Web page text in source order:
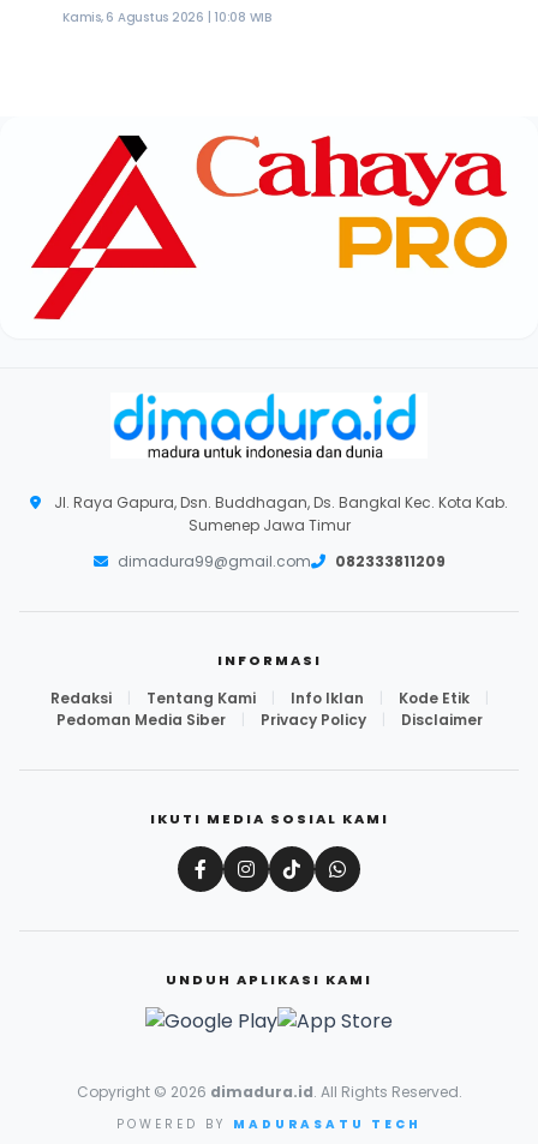
Kamis, 6 Agustus 2026 | 10:08 WIB
Jl. Raya Gapura, Dsn. Buddhagan, Ds. Bangkal Kec. Kota Kab.
Sumenep Jawa Timur
dimadura99@gmail.com
082333811209
INFORMASI
Redaksi Tentang Kami Info Iklan Kode Etik
Pedoman Media Siber
Privacy Policy Disclaimer
IKUTI MEDIA SOSIAL KAMI
UNDUH APLIKASI KAMI
Copyright © 2026 dimadura.id. All Rights Reserved.
POWERED BY MADURASATU TECH